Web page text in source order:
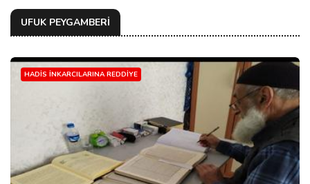
UFUK PEYGAMBERİ
HADIS İNKARCILARINA REDDIYE